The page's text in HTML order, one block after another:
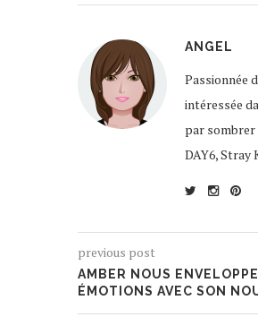
ANGEL
Passionnée
intéressée
par sombrer
DAY6, Stray
previous post
AMBER NOUS
ÉMOTIONS AVEC SON